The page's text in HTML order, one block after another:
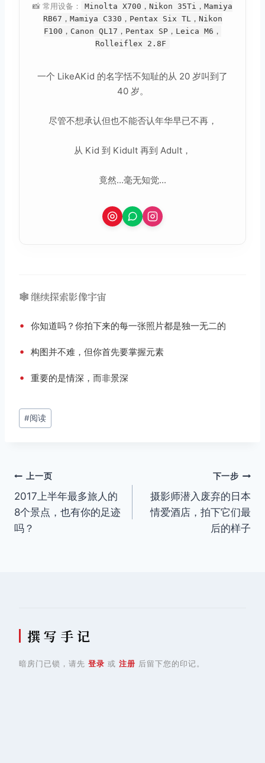
📸 常用设备：
Minolta X700，Nikon 35Ti，Mamiya
RB67，Mamiya C330，Pentax Six TL，Nikon
F100，Canon QL17，Pentax SP，Leica M6，
Rolleiflex 2.8F
一个 LikeAKid 的名字恬不知耻的从 20 岁叫到了
40 岁。
尽管不想承认但也不能否认年华早已不再，
从 Kid 到 Kidult 再到 Adult，
竟然...毫无知觉...
🕸️ 继续探索影像宇宙
• 你知道吗？你拍下来的每一张照片都是独一无二的
• 构图并不难，但你首先要掌握元素
• 重要的是情深，而非景深
文
章
#阅读
文
章
导
上一页
2017上半年最多旅人的
8个景点，也有你的足迹
吗？
下一步
摄影师潜入废弃的日本
情爱酒店，拍下它们最
后的样子
撰 写 手 记
暗房门已锁，请先 登录 或 注册 后留下您的印记。